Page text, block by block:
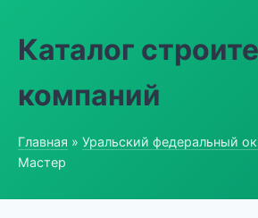
Каталог
компаний
Главная » Уральский федеральный
Мастер